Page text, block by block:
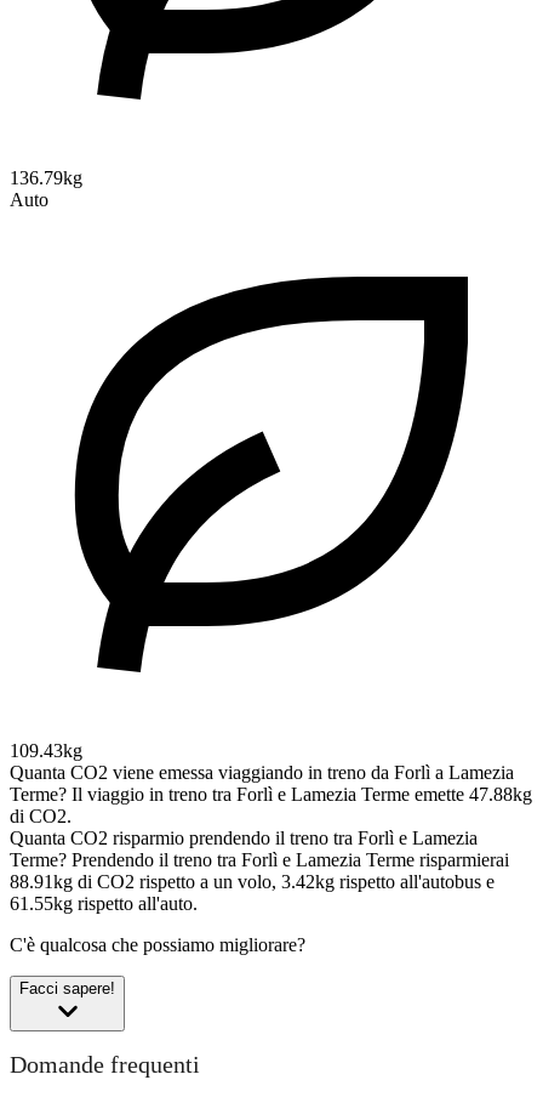
136.79kg
Auto
109.43kg
Quanta CO2 viene emessa viaggiando in treno da Forlì a Lamezia
Terme? Il viaggio in treno tra Forlì e Lamezia Terme emette 47.88kg
di CO2.
Quanta CO2 risparmio prendendo il treno tra Forlì e Lamezia
Terme? Prendendo il treno tra Forlì e Lamezia Terme risparmierai
88.91kg di CO2 rispetto a un volo, 3.42kg rispetto all'autobus e
61.55kg rispetto all'auto.
C'è qualcosa che possiamo migliorare?
Facci sapere!
Domande frequenti